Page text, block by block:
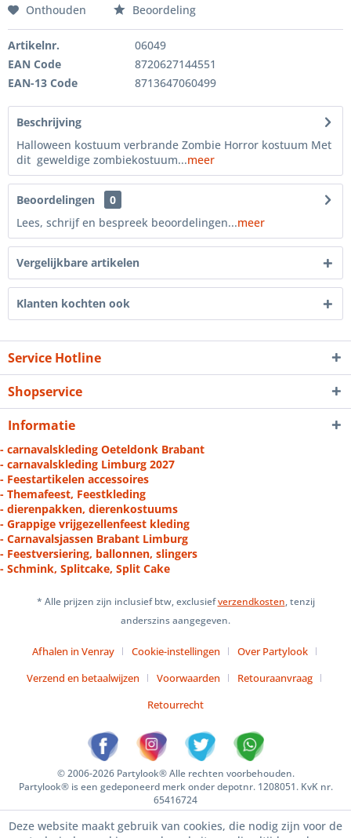
Onthouden Beoordeling
Artikelnr.
06049
EAN Code
8720627144551
EAN-13 Code
8713647060499
Beschrijving
Halloween kostuum verbrande Zombie Horror kostuum Met
dit geweldige zombiekostuum...meer
Beoordelingen
0
Lees, schrijf en bespreek beoordelingen...meer
Vergelijkbare artikelen
Klanten kochten ook
Service Hotline
Shopservice
Informatie
- carnavalskleding Oeteldonk Brabant
- carnavalskleding Limburg 2027
- Feestartikelen accessoires
- Themafeest, Feestkleding
- dierenpakken, dierenkostuums
- Grappige vrijgezellenfeest kleding
- Carnavalsjassen Brabant Limburg
- Feestversiering, ballonnen, slingers
- Schmink, Splitcake, Split Cake
* Alle prijzen zijn inclusief btw, exclusiefverzendkosten, tenzij
anderszins aangegeven.
Afhalen in Venray Cookie-instellingen
Over Partylook
Verzend en betaalwijzen
Voorwaarden
Retouraanvraag
Retourrecht
© 2006-2026 Partylook® Alle rechten voorbehouden.
Partylook® is een gedeponeerd merk onder depotnr. 1208051. KvK nr.
65416724
Deze website maakt gebruik van cookies, die nodig zijn voor de